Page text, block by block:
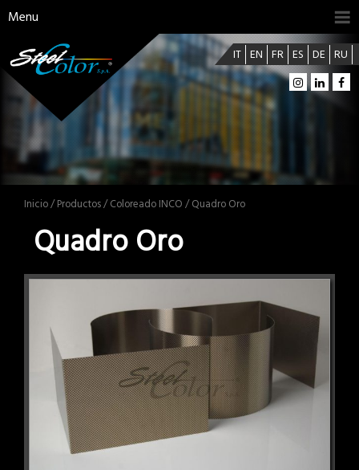
Menu
IT EN FR ES DE RU
Inicio/Productos/Coloreado INCO / Quadro Oro
Quadro Oro